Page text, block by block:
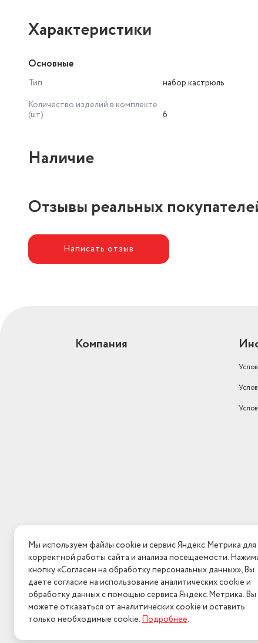
Характеристики
Основные
Тип
набор кастрюль
Количество изделий в комплекте
(шт)
6
Наличие
Отзывы реальных
Написать отзыв
Компания
Мы используем файлы cookie и сервис Яндекс.Метрика для
корректной работы сайта и анализа посещаемости.
кнопку «Согласен на обработку персональных данных», Вы
даете согласие на использование аналитических cookie и
обработку данных с помощью сервиса Яндекс.Метрика. Вы
можете отказаться от аналитических cookie и оставить
только необходимые cookie.Подробнее.